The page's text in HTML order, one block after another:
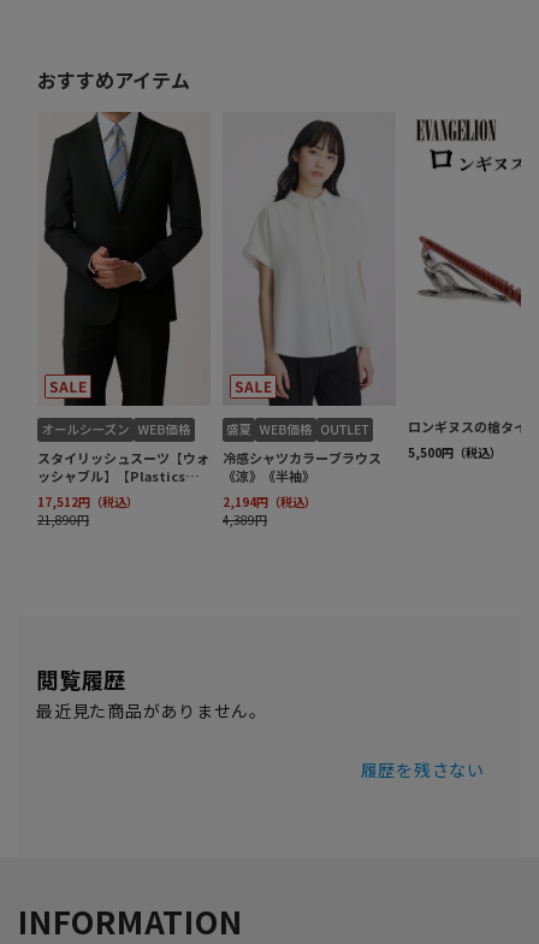
閲覧履歴
最近見た商品がありません。
履歴を残さない
INFORMATION